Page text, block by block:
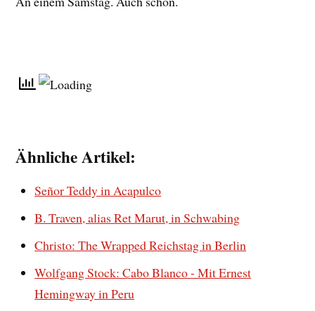
Ähnliche Artikel:
Señor Teddy in Acapulco
B. Traven, alias Ret Marut, in Schwabing
Christo: The Wrapped Reichstag in Berlin
Wolfgang Stock: Cabo Blanco - Mit Ernest
Hemingway in Peru